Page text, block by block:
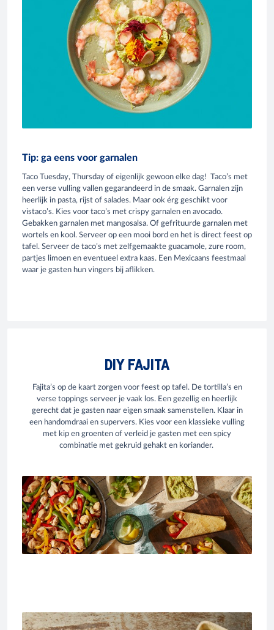
Tip: ga eens voor garnalen
Taco Tuesday, Thursday of eigenlijk gewoon elke dag! Taco’s met
een verse vulling vallen gegarandeerd in de smaak. Garnalen zijn
heerlijk in pasta, rijst of salades. Maar ook érg geschikt voor
vistaco’s. Kies voor taco’s met crispy garnalen en avocado.
Gebakken garnalen met mangosalsa. Of gefrituurde garnalen met
wortels en kool. Serveer op een mooi bord en het is direct feest op
tafel. Serveer de taco’s met zelfgemaakte guacamole, zure room,
partjes limoen en eventueel extra kaas. Een Mexicaans feestmaal
waar je gasten hun vingers bij aflikken.
DIY FAJITA
Fajita’s op de kaart zorgen voor feest op tafel. De tortilla’s en
verse toppings serveer je vaak los. Een gezellig en heerlijk
gerecht dat je gasten naar eigen smaak samenstellen. Klaar in
een handomdraai en supervers. Kies voor een klassieke vulling
met kip en groenten of verleid je gasten met een spicy
combinatie met gekruid gehakt en koriander.